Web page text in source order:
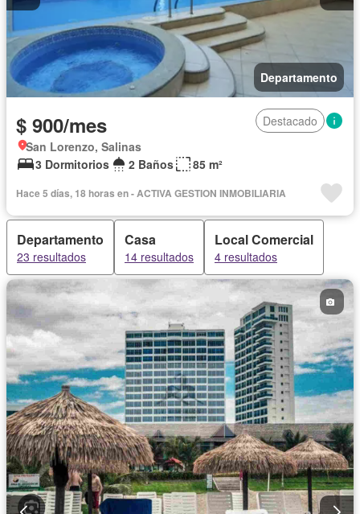
Departamento
$ 900/mes
Destacado
San Lorenzo, Salinas
3 Dormitorios
2 Baños 85 m²
Hace 5 días, 18 horas en - ACTIVA GESTION INMOBILIARIA
Departamento
23 resultados
Casa
14 resultados
Local Comercial
4 resultados